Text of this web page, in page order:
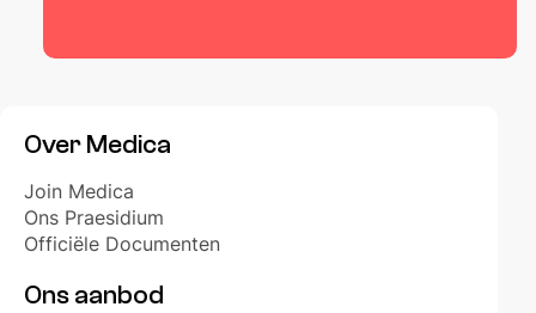
Over Medica
Join Medica
Ons Praesidium
Officiële Documenten
Ons aanbod